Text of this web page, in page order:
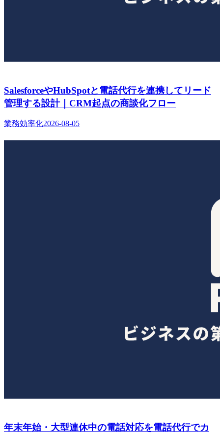
SalesforceやHubSpotと電話代行を連携してリード
管理する設計｜CRM起点の商談化フロー
業務効率化2026-08-05
年末年始・大型連休中の電話対応を電話代行でカ